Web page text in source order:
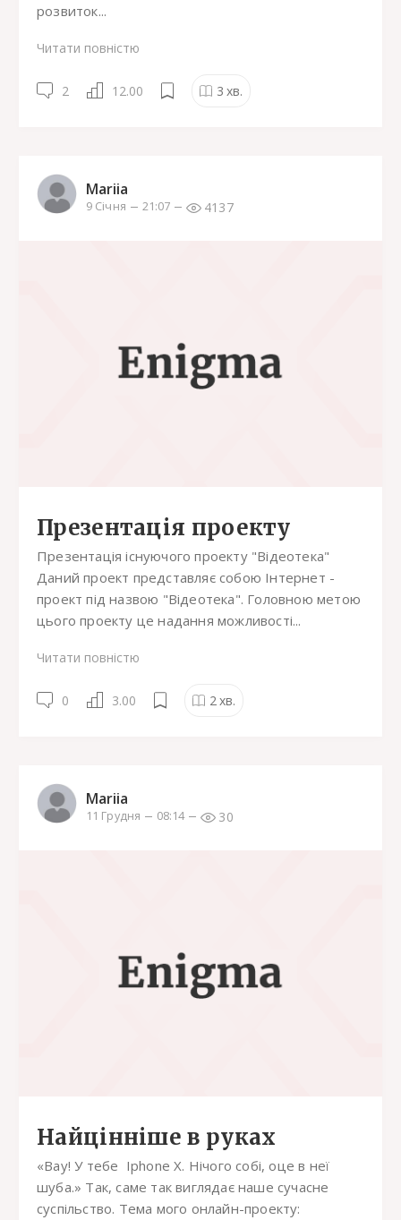
розвиток...
Читати повністю
2 12.00 3 хв.
Mariia
9 Січня 21:07 4137
Презентація проекту
Презентація існуючого проекту "Відеотека"
Даний проект представляє собою Інтернет -
проект під назвою "Відеотека". Головною метою
цього проекту це надання можливості...
Читати повністю
0 3.00 2хв.
Mariia
11 Грудня 08:14 30
Найцінніше в руках
«Вау! У тебе Iphone X. Нічого собі, оце в неї
шуба.» Так, саме так виглядає наше сучасне
суспільство. Тема мого онлайн-проекту: